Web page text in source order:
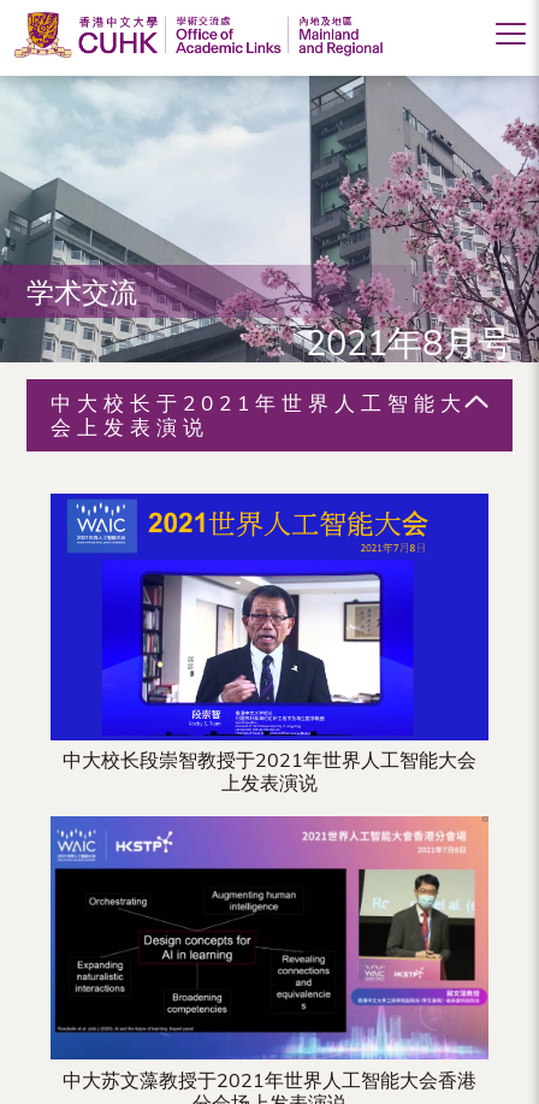
香
港
中
文
大
学
学
术
（内
区）
学术交流
2021年8月号
中大校长于2021年世界人工智能大
会上发表演说
中大校长段崇智教授于2021年世界人工智能大会
上发表演说
中大苏文藻教授于2021年世界人工智能大会香港